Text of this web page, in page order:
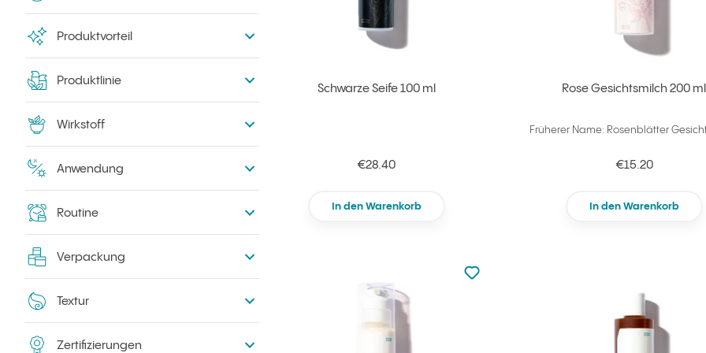
Produktvorteil
Produktlinie
Wirkstoff
Anwendung
Routine
Verpackung
Textur
Zertifizierungen
Schwarze Seife 100 ml
€28.40
In den Warenkorb
Rose Gesichtsmilch 200 ml
Früherer Name: Rosenblätter
€15.20
In den Warenkorb
zu den Favoriten nicht hinzugefügt
zu Ihren Favoriten hinzufügen